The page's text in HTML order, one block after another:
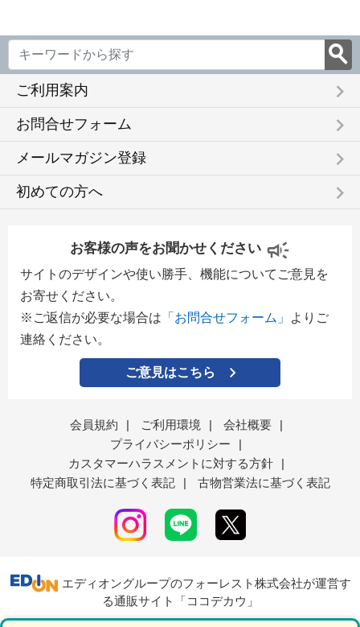
ご利用案内 keyboard_arrow_right
お問合せフォーム keyboard_arrow_right
メールマガジン登録 keyboard_arrow_right
初めての方へ keyboard_arrow_right
お客様の声をお聞かせください
サイトのデザインや使い勝手、機能についてご意見を
お寄せください。
※ご返信が必要な場合は 「お問合せフォーム」
よりご
連絡ください。
ご意見はこちら
会員規約 | ご利用環境 | 会社概要
|
プライバシーポリシー
|
カスタマーハラスメントに対する方針
|
特定商取引法に基づく表記
| 古物営業法に基づく表記
エディオングループのフォーレスト株式会社が運営す
る通販サイト「ココデカウ」